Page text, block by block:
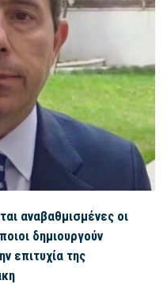
αναβαθμισμένες οι
δημιουργούν
επιτυχία της